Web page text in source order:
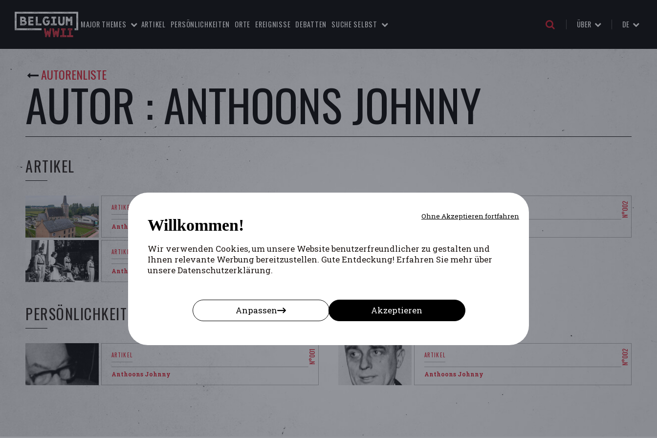
MAJOR THEMES ARTIKEL PERSÖNLICHKEITEN ORTE EREIGNISSE DEBATTEN SUCHE SELBST ÜBER DE
AUTORENLISTE
AUTOR : ANTHOONS JOHNNY
ARTIKEL
Anthoons Johnny
Anthoons Johnny
PERSÖNLICHKEITEN
Anthoons Johnny Anthoons Johnny
Willkommen!
Wir verwenden Cookies, um unsere Website benutzerfreundlicher zu gestalten und
Ihnen relevante Werbung bereitzustellen. Gute Entdeckung! Erfahren Sie mehr über
unsere Datenschutzerklärung.
Anpassen Akzeptieren
Ohne Akzeptieren fortfahren